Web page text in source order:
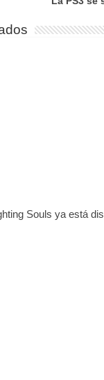
Souls ya está